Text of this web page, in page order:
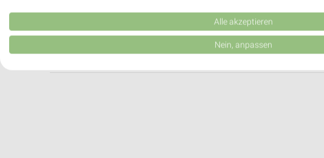
Heute 11:00 - 23:00 Uhr | Geöffnet
Verwendung reduzierter Daten zur Auswahl von Werbeanzeigen
Erstellung von Profilen für personalisierte Werbung
Alle akzeptieren
Nein, anpassen